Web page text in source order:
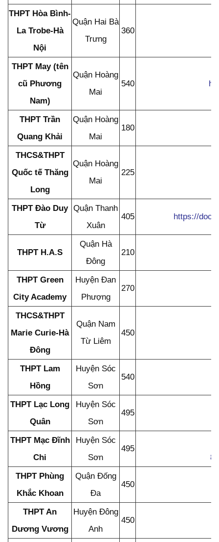
THPT Hòa Bình-
La Trobe-Hà
Nội
Quận Hai Bà
Trưng
360
THPT May (tên
cũ Phương
Nam)
Quận Hoàng
Mai
540
THPT Trần
Quang Khải
Quận Hoàng
Mai
180
THCS&THPT
Quốc tế Thăng
Long
Quận Hoàng
Mai
225
THPT Đào Duy
Từ
Quận Thanh
Xuân
405 https://
THPT H.A.S
Quận Hà
Đông
210
THPT Green
City Academy
Huyện Đan
Phượng
270
THCS&THPT
Marie Curie-Hà
Đông
Quận Nam
Từ Liêm
450
THPT Lam
Hồng
Huyện Sóc
Sơn
540
THPT Lạc Long
Quân
Huyện Sóc
Sơn
495
THPT Mạc Đĩnh
Chi
Huyện Sóc
Sơn
495
THPT Phùng
Khắc Khoan
Quận Đống
Đa
450
THPT An
Dương Vương
Huyện Đông
Anh
450